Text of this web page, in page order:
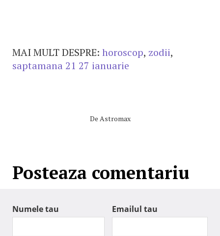
MAI MULT DESPRE: horoscop, zodii,
saptamana 21 27 ianuarie
De Astromax
Posteaza comentariu
Numele tau Emailul tau